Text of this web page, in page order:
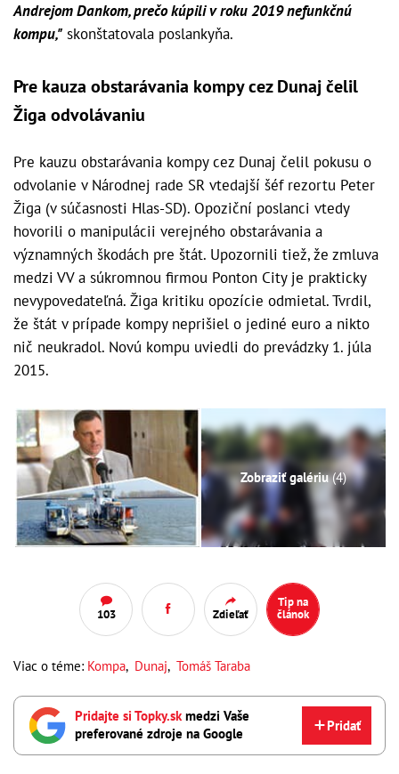
Andrejom Dankom, prečo kúpili v roku 2019 nefunkčnú
kompu," skonštatovala poslankyňa.
Pre kauza obstarávania kompy cez Dunaj čelil
Žiga odvolávaniu
Pre kauzu obstarávania kompy cez Dunaj čelil pokusu o
odvolanie v Národnej rade SR vtedajší šéf rezortu Peter
Žiga (v súčasnosti Hlas-SD). Opoziční poslanci vtedy
hovorili o manipulácii verejného obstarávania a
významných škodách pre štát. Upozornili tiež, že zmluva
medzi VV a súkromnou firmou Ponton City je prakticky
nevypovedateľná. Žiga kritiku opozície odmietal. Tvrdil,
že štát v prípade kompy neprišiel o jediné euro a nikto
nič neukradol. Novú kompu uviedli do prevádzky 1. júla
2015.
Zobraziť galériu(4)
103 Zdieľať
Tip na
článok
Viac o téme: Kompa, Dunaj, Tomáš Taraba
Pridajte si Topky.skmedzi Vaše
preferované zdroje na Google
Pridať